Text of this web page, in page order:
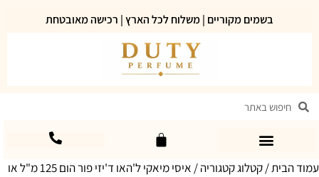
בשמים מקוריים | משלוח לכל הארץ | רכישה מאובטחת
עמוד הבית/קטלוג קטגוריה
/ איסי מיאקי ל'האו ד'יזי פור הום 125 מ"ל או